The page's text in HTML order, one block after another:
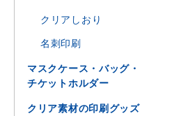
クリアしおり
名刺印刷
マスクケース・バッグ・
チケットホルダー
クリア素材の印刷グッズ